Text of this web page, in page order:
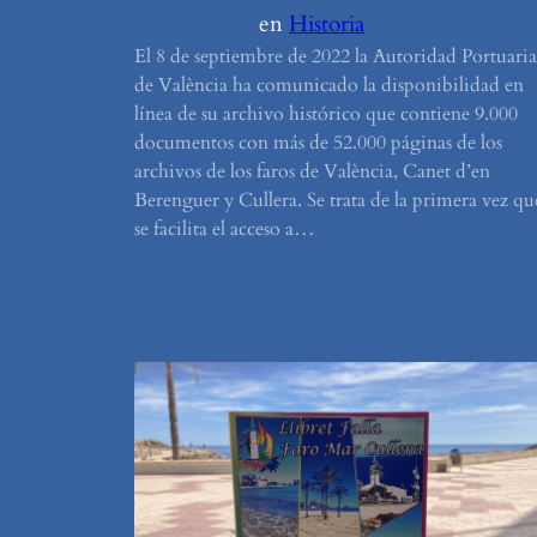
enHistoria
El 8 de septiembre de 2022 la Autoridad Portuaria
de València ha comunicado la disponibilidad en
línea de su archivo histórico que contiene 9.000
documentos con más de 52.000 páginas de los
archivos de los faros de València, Canet d’en
Berenguer y Cullera. Se trata de la primera vez
se facilita el acceso a…